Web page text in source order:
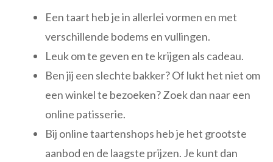
Een taart heb je in allerlei vormen en met
verschillende bodems en vullingen.
Leuk om te geven en te krijgen als cadeau.
Ben jij een slechte bakker? Of lukt het niet om
een winkel te bezoeken? Zoek dan naar een
online patisserie.
Bij online taartenshops heb je het grootste
aanbod en de laagste prijzen. Je kunt dan